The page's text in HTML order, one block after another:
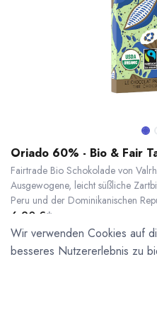
Oriado 60% - Bio & Fair
Fairtrade Bio Schokolade von
Ausgewogene, leicht süßliche
Peru und der Dominikanischen
6,90 €*
(98,57€/1 kg)
* inkl. MwST. zzgl. Versandkosten
Wir verwenden Cookies auf
besseres Nutzererlebnis zu